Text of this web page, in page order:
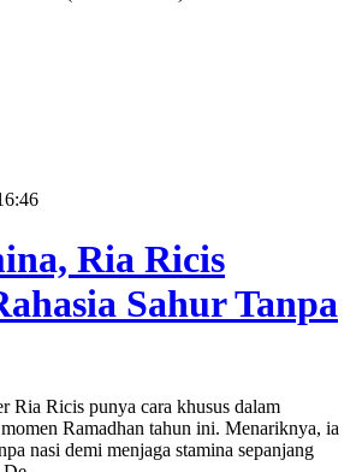
Ria Ricis
Sahur Tanpa
Ria Ricis punya cara khusus dalam
Ramadhan tahun ini. Menariknya, ia
nasi demi menjaga stamina sepanjang